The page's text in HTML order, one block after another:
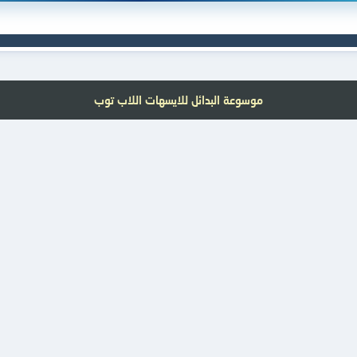
موسوعة البدائل للايسهات اللاب توب